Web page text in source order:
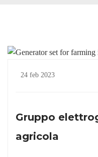
24 feb 2023
Gruppo
agricola